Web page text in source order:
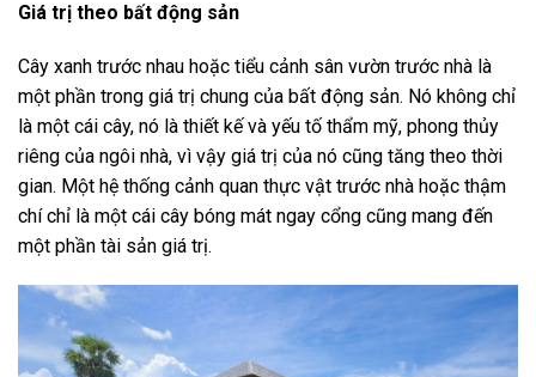
Giá trị theo bất động sản
Cây xanh trước nhau hoặc tiểu cảnh sân vườn trước nhà là
một phần trong giá trị chung của bất động sản. Nó không chỉ
là một cái cây, nó là thiết kế và yếu tố thẩm mỹ, phong thủy
riêng của ngôi nhà, vì vậy giá trị của nó cũng tăng theo thời
gian. Một hệ thống cảnh quan thực vật trước nhà hoặc thậm
chí chỉ là một cái cây bóng mát ngay cổng cũng mang đến
một phần tài sản giá trị.